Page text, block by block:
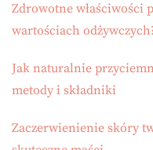
Zdrowotne właściwości
wartościach
Jak naturalnie
metody i składniki
Zaczerwienienie skóry